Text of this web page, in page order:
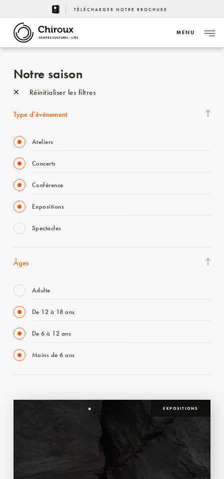
TÉLÉCHARGER NOTRE BROCHURE
CENTRE CULTUREL - LIÈGE
MENU
Notre saison
Réinitialiser les filtres
Type d’événement
Ateliers
Concerts
Conférence
Expositions
Spectacles
Âges
Adulte
De 12 à 18 ans
De 6 à 12 ans
Moins de 6 ans
EXPOSITIONS